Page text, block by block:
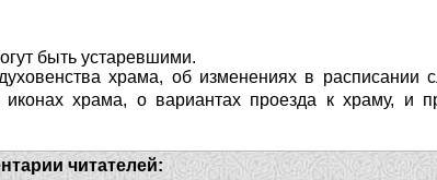
быть устаревшими.
храма, об изменениях в расписании
храма, о вариантах проезда к храму, и
читателей: